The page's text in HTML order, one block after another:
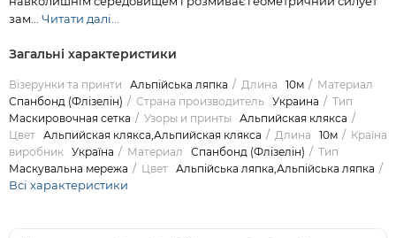
зам... Читати далі...
Загальні характеристики
Візерунки та принти Альпійська ляпка Длина 10м
Материал
Спанбонд (Флізелін)
Страна производитель Украина
Тип
Маскировочная сетка
Узоры и принты
Альпийская клякса
Цвет Альпийская клякса,Альпийская клякса Длина 10м
Країна
виробник Україна Материал Спанбонд (Флізелін)
Тип
Маскувальна мережа
Цвет Альпійська ляпка,Альпійська ляпка
Всі характеристики